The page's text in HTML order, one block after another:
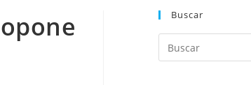
Buscar